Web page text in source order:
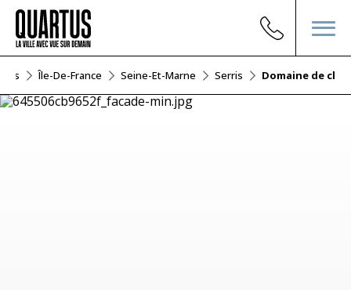
Île-De-France Seine-Et-Marne Serris Domaine de